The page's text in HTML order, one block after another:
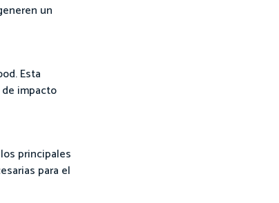
un
Esta
impacto
principales
para el